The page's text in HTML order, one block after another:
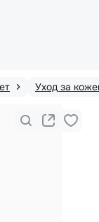
Уход за